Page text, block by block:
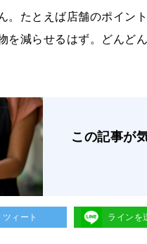
。たとえば店舗のポイン
を減らせるはず。どんど
この記事が
ツィート ラインを